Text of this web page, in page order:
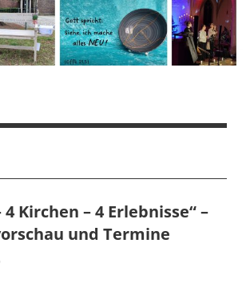
4 Kirchen – 4 Erlebnisse“ –
und Termine